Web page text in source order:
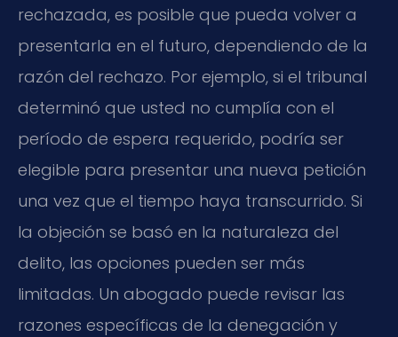
rechazada, es posible que pueda volver a
presentarla en el futuro, dependiendo de la
razón del rechazo. Por ejemplo, si el tribunal
determinó que usted no cumplía con el
período de espera requerido, podría ser
elegible para presentar una nueva petición
una vez que el tiempo haya transcurrido. Si
la objeción se basó en la naturaleza del
delito, las opciones pueden ser más
limitadas. Un abogado puede revisar las
razones específicas de la denegación y